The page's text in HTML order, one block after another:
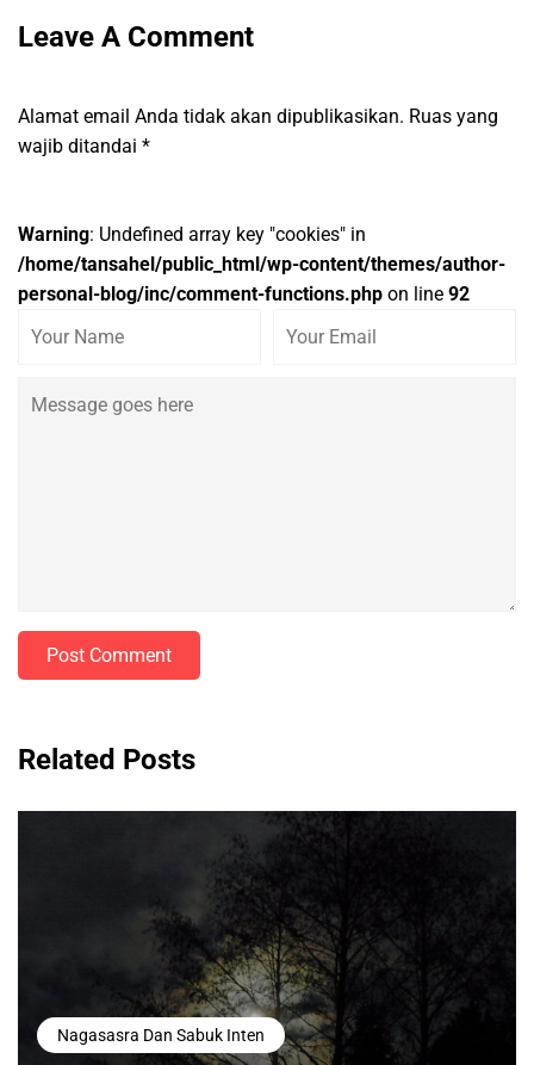
Leave A Comment
Alamat email Anda tidak akan dipublikasikan. Ruas yang
wajib ditandai *
Warning: Undefined array key "cookies" in
/home/tansahel/public_html/wp-content/themes/author-
personal-blog/inc/comment-functions.php on line 92
Post Comment
Related Posts
Nagasasra Dan Sabuk Inten